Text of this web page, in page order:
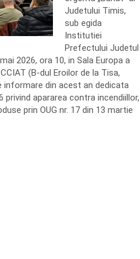
Judetului Timis,
sub egida
Institutiei
Prefectului Judetul
2026, ora 10, in Sala Europa a
(B-dul Eroilor de la Tisa,
informare din acest an dedicata
apararea contra incendiillor,
prin OUG nr. 17 din 13 martie